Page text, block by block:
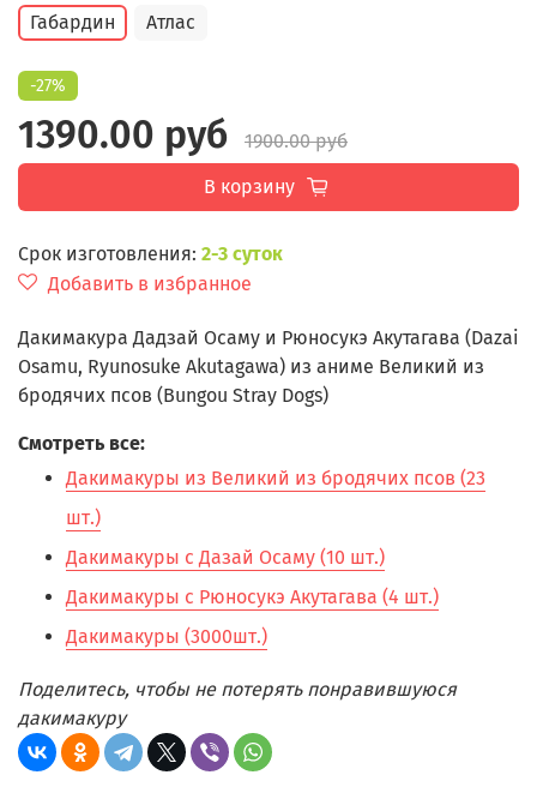
Срок изготовления: 2-3 суток
Добавить в избранное
Габардин
Атлас
-27%
1390.00 руб
1900.00 руб
В корзину
Дакимакура Дадзай Осаму и Рюносукэ Акутагава (Dazai
Osamu, Ryunosuke Akutagawa) из аниме Великий из
бродячих псов (Bungou Stray Dogs)
Смотреть все:
Дакимакуры из Великий из бродячих псов (23
шт.)
Дакимакуры с Дазай Осаму (10 шт.)
Дакимакуры с Рюносукэ Акутагава (4 шт.)
Дакимакуры (3000шт.)
Поделитесь, чтобы не потерять понравившуюся
дакимакуру